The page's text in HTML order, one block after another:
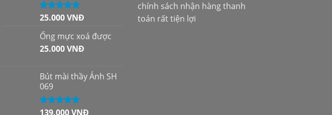
Được xếp
sao
25.000VNĐ
Ống mực xoá được
25.000VNĐ
Bút mài thầy Ánh SH
069
Được xếp
139.000VNĐ
chính sách nhận hàng thanh
toán rất tiện lợi